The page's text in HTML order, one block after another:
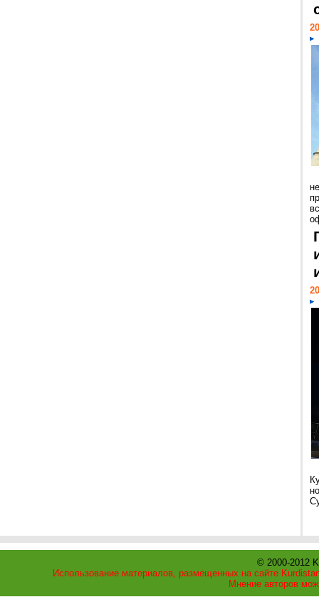
© 2000-2012
Использование материалов, размещенных на сайте
Мнение авторов